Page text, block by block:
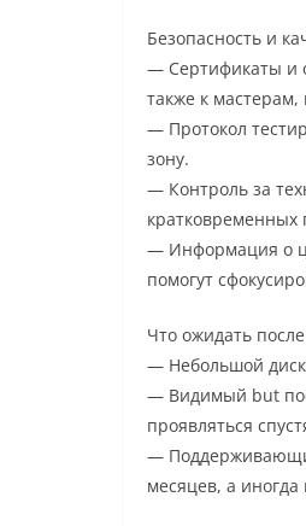
Безопасность и
— Сертификаты и
также к
— Протокол
зону.
— Контроль за
кратковременных
— Информация о
помогут
Что ожидать
— Небольшой
— Видимый but
проявляться
—
месяцев, а